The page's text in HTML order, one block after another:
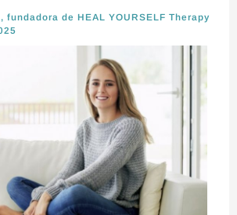
fundadora de HEAL YOURSELF Therapy